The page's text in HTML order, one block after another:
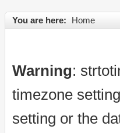
You are here: Home
Warning:
timezone
setting or the